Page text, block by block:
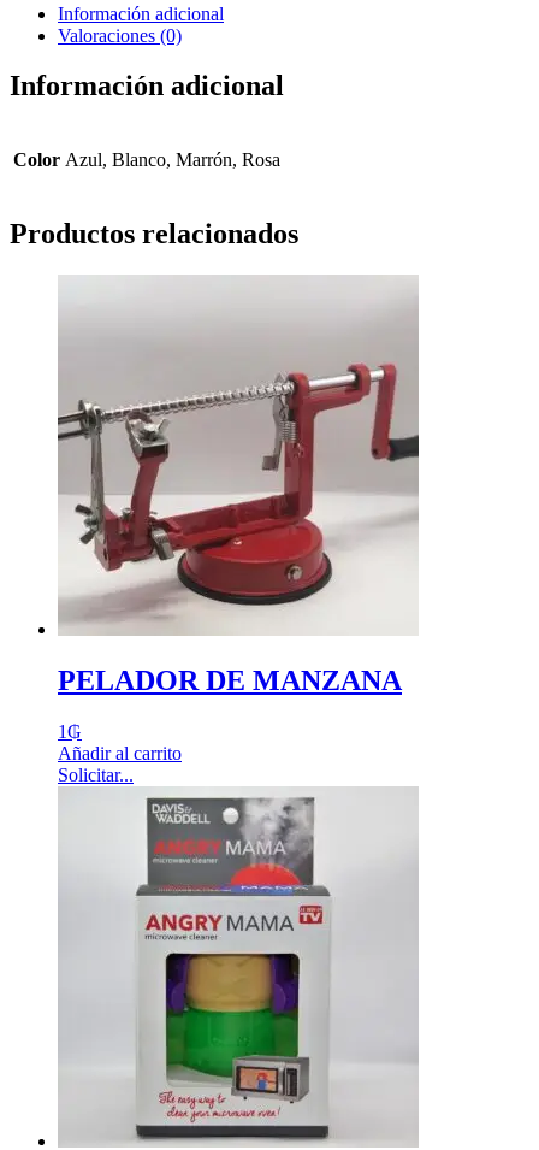
Información adicional
Valoraciones (0)
Información adicional
Color Azul, Blanco, Marrón, Rosa
Productos relacionados
PELADOR DE MANZANA
1₲
Añadir al carrito
Solicitar...